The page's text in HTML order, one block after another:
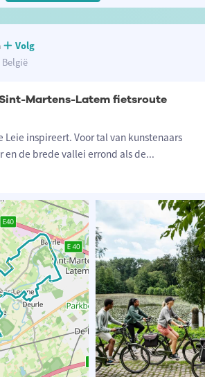
Volg
België
Martens-Latem fietsroute
Leie inspireert. Voor tal van kunstenaars
en de brede vallei errond als de...